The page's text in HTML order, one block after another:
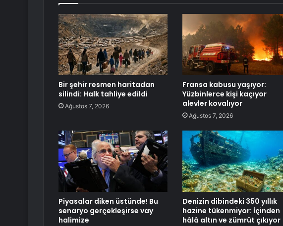
Bir şehir resmen haritadan
silindi: Halk tahliye edildi
Ağustos 7, 2026
Fransa kabusu yaşıyor:
Yüzbinlerce kişi kaçıyor
alevler kovalıyor
Ağustos 7, 2026
Piyasalar diken üstünde! Bu
senaryo gerçekleşirse vay
halimize
Denizin dibindeki 350 yıllık
hazine tükenmiyor: İçinden
hâlâ altın ve zümrüt çıkıyor